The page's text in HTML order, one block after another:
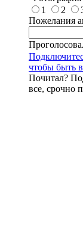
1
2
Пожелания
чтобы быть
Почитал?
все, срочно